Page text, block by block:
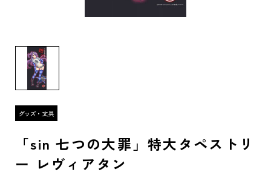
「sin 七つの大罪」特大タペストリ
ー レヴィアタン